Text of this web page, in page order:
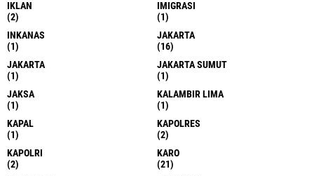
IKLAN
(2)
IMIGRASI
(1)
INKANAS
(1)
JAKARTA
(16)
JAKARTA
(1)
JAKARTA SUMUT
(1)
JAKSA
(1)
KALAMBIR LIMA
(1)
KAPAL
(1)
KAPOLRES
(2)
KAPOLRI
(2)
KARO
(21)